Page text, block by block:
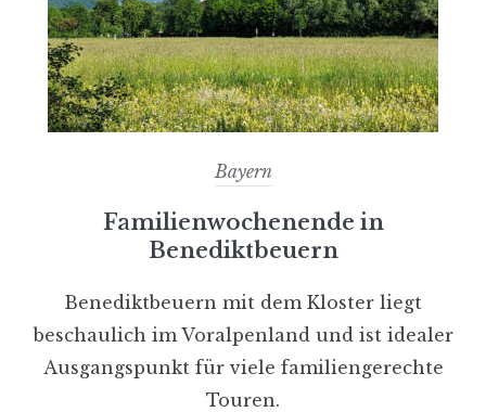
Bayern
Familienwochenende in
Benediktbeuern
Benediktbeuern mit dem Kloster liegt
beschaulich im Voralpenland und ist idealer
Ausgangspunkt für viele familiengerechte
Touren.